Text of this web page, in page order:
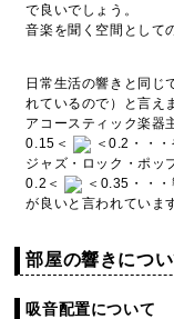
で良いでしょう。
音楽を聞く空間として
日常生活の響きと同じ
れているので）と言え
アコースティック楽器
0.15＜
＜0.2・・
ジャズ・ロック・ポッ
0.2＜
＜0.35・・
が良いと言われていま
部屋の響きにつ
吸音配置について